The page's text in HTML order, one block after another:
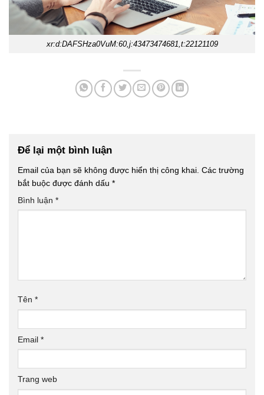
xr:d:DAFSHza0VuM:60,j:43473474681,t:22121109
Để lại một bình luận
Email của bạn sẽ không được hiển thị công khai. Các trường
bắt buộc được đánh dấu *
Bình luận *
Tên *
Email *
Trang web